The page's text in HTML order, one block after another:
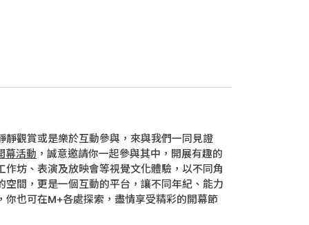
觀賞或是樂於互動參與，來與我們一同見證
幕活動 ，誠意邀請你一起參與其中，開展有趣的
坊、表演及放映會等視覺文化體驗，以不同角
間，更是一個互動的平台，讓不同年紀、能力
也可在M+各處探索，盡情享受精彩的開幕節